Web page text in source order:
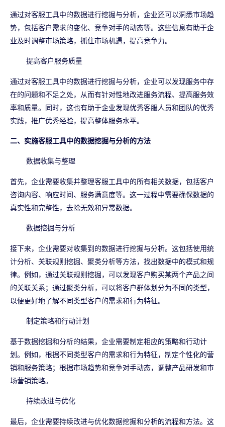
通过对客服工具中的数据进行挖掘与分析，企业还可以洞悉市场趋
势，包括客户需求的变化、竞争对手的动态等。这些信息有助于企
业及时调整市场策略，抓住市场机遇，提高竞争力。
提高客户服务质量
通过对客服工具中的数据进行挖掘与分析，企业可以发现服务中存
在的问题和不足之处，从而有针对性地改进服务流程、提高服务效
率和质量。同时，这也有助于企业发现优秀客服人员和团队的优秀
实践，推广优秀经验，提高整体服务水平。
二、实施客服工具中的数据挖掘与分析的方法
数据收集与整理
首先，企业需要收集并整理客服工具中的所有相关数据，包括客户
咨询内容、响应时间、服务满意度等。这一过程中需要确保数据的
真实性和完整性，去除无效和异常数据。
数据挖掘与分析
接下来，企业需要对收集到的数据进行挖掘与分析。这包括使用统
计分析、关联规则挖掘、聚类分析等方法，找出数据中的模式和规
律。例如，通过关联规则挖掘，可以发现客户购买某两个产品之间
的关联关系；通过聚类分析，可以将客户群体划分为不同的类型，
以便更好地了解不同类型客户的需求和行为特征。
制定策略和行动计划
基于数据挖掘和分析的结果，企业需要制定相应的策略和行动计
划。例如，根据不同类型客户的需求和行为特征，制定个性化的营
销和服务策略；根据市场趋势和竞争对手动态，调整产品研发和市
场营销策略。
持续改进与优化
最后，企业需要持续改进与优化数据挖掘和分析的流程和方法。这